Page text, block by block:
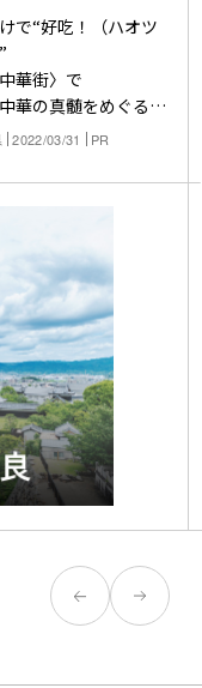
で“好吃！（ハオツ
華街〉で
華の真髄をめぐる。
まちの商店街へ。
2022/03/31 PR